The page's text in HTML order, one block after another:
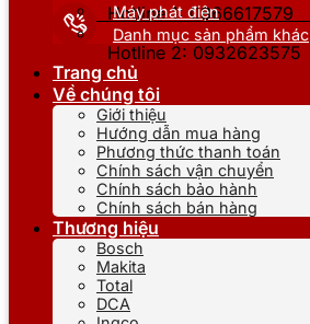
Hotline 1: 0866617579
Hotline 2: 0932623575
Máy phát điện
Danh mục sản phẩm khác
Trang chủ
Về chúng tôi
Giới thiệu
Hướng dẫn mua hàng
Phương thức thanh toán
Chính sách vận chuyển
Chính sách bảo hành
Chính sách bán hàng
Thương hiệu
Bosch
Makita
Total
DCA